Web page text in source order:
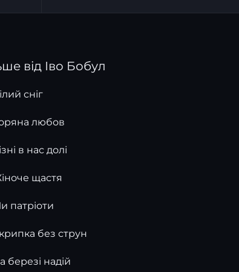
від Іво Бобул
сніг
любов
в нас долі
щастя
патріоти
без струн
березі надій